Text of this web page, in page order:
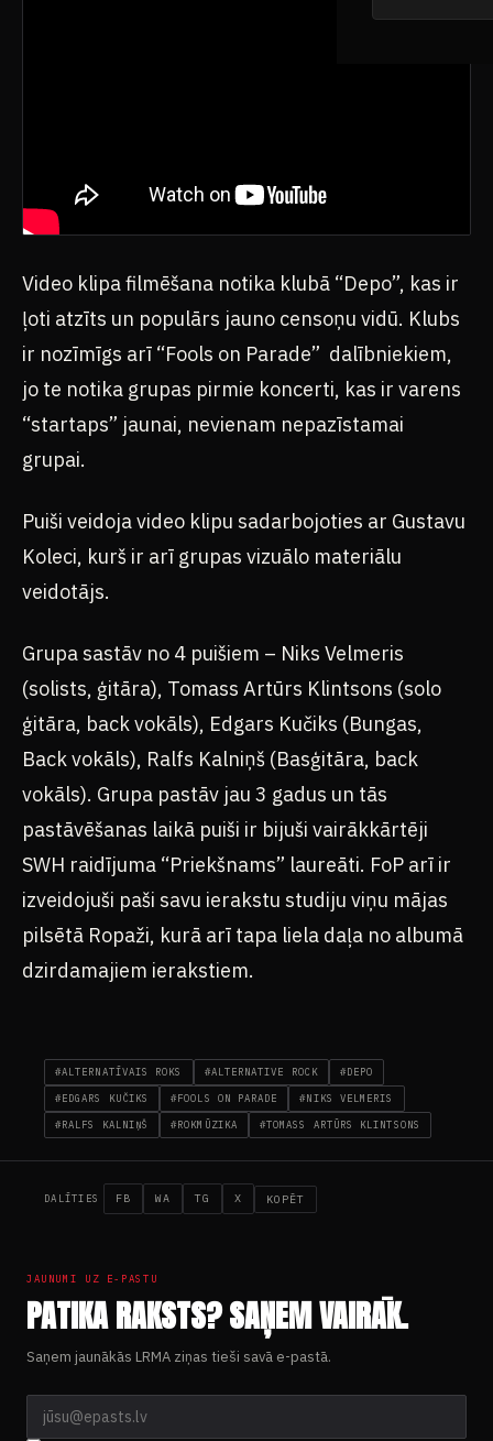
Video klipa filmēšana notika klubā “Depo”, kas ir
ļoti atzīts un populārs jauno censoņu vidū. Klubs
ir nozīmīgs arī “Fools on Parade” dalībniekiem,
jo te notika grupas pirmie koncerti, kas ir varens
“startaps” jaunai, nevienam nepazīstamai
grupai.
Puiši veidoja video klipu sadarbojoties ar Gustavu
Koleci, kurš ir arī grupas vizuālo materiālu
veidotājs.
Grupa sastāv no 4 puišiem – Niks Velmeris
(solists, ģitāra), Tomass Artūrs Klintsons (solo
ģitāra, back vokāls), Edgars Kučiks (Bungas,
Back vokāls), Ralfs Kalniņš (Basģitāra, back
vokāls). Grupa pastāv jau 3 gadus un tās
pastāvēšanas laikā puiši ir bijuši vairākkārtēji
SWH raidījuma “Priekšnams” laureāti. FoP arī ir
izveidojuši paši savu ierakstu studiju viņu mājas
pilsētā Ropaži, kurā arī tapa liela daļa no albumā
dzirdamajiem ierakstiem.
#ALTERNATĪVAIS ROKS #ALTERNATIVE ROCK #DEPO
#EDGARS KUČIKS #FOOLS ON PARADE #NIKS VELMERIS
#RALFS KALNIŅŠ #ROKMŪZIKA #TOMASS ARTŪRS KLINTSONS
DALĪTIES FB WA TG X KOPĒT
JAUNUMI UZ E-PASTU
PATIKA RAKSTS? SAŅEM VAIRĀK.
Saņem jaunākās LRMA ziņas tieši savā e-pastā.